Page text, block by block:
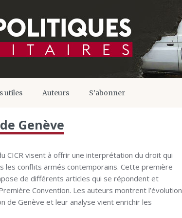
utiles Auteurs S’abonner
Genève
CICR visent à offrir une interprétation du droit qui
conflits armés contemporains. Cette première
de différents articles qui se répondent et
Convention. Les auteurs montrent l’évolution
de Genève et leur analyse vient enrichir les